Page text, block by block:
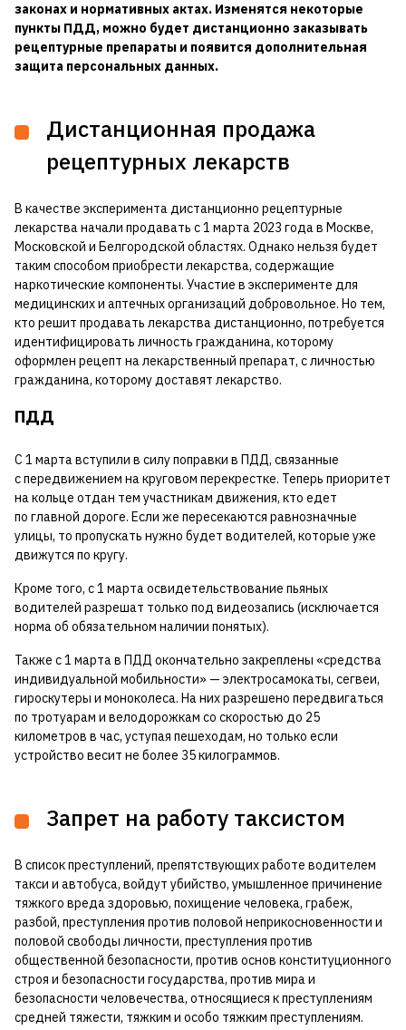
законах и нормативных актах. Изменятся некоторые
пункты ПДД, можно будет дистанционно заказывать
рецептурные препараты и появится дополнительная
защита персональных данных.
Дистанционная продажа
рецептурных лекарств
В качестве эксперимента дистанционно рецептурные
лекарства начали продавать с 1 марта 2023 года в Москве,
Московской и Белгородской областях. Однако нельзя будет
таким способом приобрести лекарства, содержащие
наркотические компоненты. Участие в эксперименте для
медицинских и аптечных организаций добровольное. Но тем,
кто решит продавать лекарства дистанционно, потребуется
идентифицировать личность гражданина, которому
оформлен рецепт на лекарственный препарат, с личностью
гражданина, которому доставят лекарство.
ПДД
С 1 марта вступили в силу поправки в ПДД, связанные
с передвижением на круговом перекрестке. Теперь приоритет
на кольце отдан тем участникам движения, кто едет
по главной дороге. Если же пересекаются равнозначные
улицы, то пропускать нужно будет водителей, которые уже
движутся по кругу.
Кроме того, с 1 марта освидетельствование пьяных
водителей разрешат только под видеозапись (исключается
норма об обязательном наличии понятых).
Также с 1 марта в ПДД окончательно закреплены «средства
индивидуальной мобильности» — электросамокаты, сегвеи,
гироскутеры и моноколеса. На них разрешено передвигаться
по тротуарам и велодорожкам со скоростью до 25
километров в час, уступая пешеходам, но только если
устройство весит не более 35 килограммов.
Запрет на работу таксистом
В список преступлений, препятствующих работе водителем
такси и автобуса, войдут убийство, умышленное причинение
тяжкого вреда здоровью, похищение человека, грабеж,
разбой, преступления против половой неприкосновенности и
половой свободы личности, преступления против
общественной безопасности, против основ конституционного
строя и безопасности государства, против мира и
безопасности человечества, относящиеся к преступлениям
средней тяжести, тяжким и особо тяжким преступлениям.